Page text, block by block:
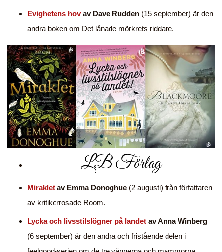
Evighetens hovav Dave Rudden (15 september) är den
andra boken om Det lånade mörkrets riddare.
LB Förlag
Miraklet av Emma Donoghue (2 augusti) från författaren
av kritikerrosade Room.
Lycka och livsstilslögner på landet av Anna Winberg
(6 september) är den andra och fristående delen i